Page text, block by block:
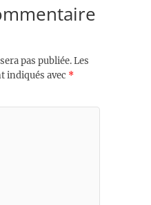
pas publiée.Les
indiqués avec *